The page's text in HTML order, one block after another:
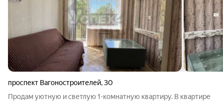
проспект Вагоностроителей,30
Продам уютную и светлую 1-комнатную квартиру. В квартире